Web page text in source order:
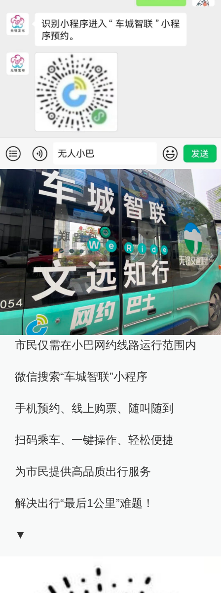
市民仅需在小巴网约线路运行范围内
微信搜索“车城智联”小程序
手机预约、线上购票、随叫随到
扫码乘车、一键操作、轻松便捷
为市民提供高品质出行服务
解决出行“最后1公里”难题！
▼